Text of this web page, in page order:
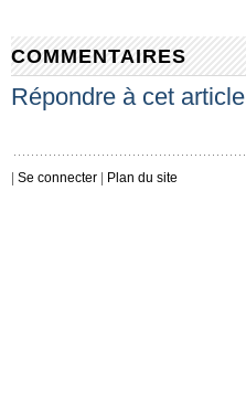
COMMENTAIRES
Répondre à cet article
| Se connecter | Plan du site